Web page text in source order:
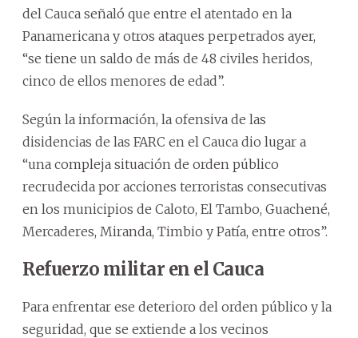
del Cauca señaló que entre el atentado en la
Panamericana y otros ataques perpetrados ayer,
“se tiene un saldo de más de 48 civiles heridos,
cinco de ellos menores de edad”.
Según la información, la ofensiva de las
disidencias de las FARC en el Cauca dio lugar a
“una compleja situación de orden público
recrudecida por acciones terroristas consecutivas
en los municipios de Caloto, El Tambo, Guachené,
Mercaderes, Miranda, Timbio y Patía, entre otros”.
Refuerzo militar en el Cauca
Para enfrentar ese deterioro del orden público y la
seguridad, que se extiende a los vecinos